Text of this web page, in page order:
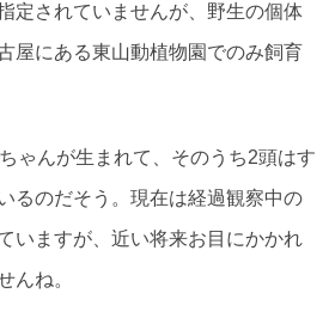
定されていませんが、野生の個体
屋にある東山動植物園でのみ飼育
ゃんが生まれて、そのうち2頭はす
るのだそう。現在は経過観察中の
いますが、近い将来お目にかかれ
んね。